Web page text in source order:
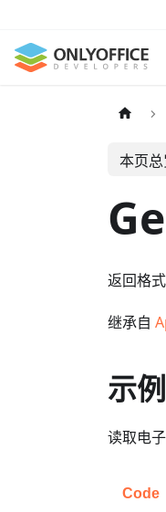
本页
返回格
继承自
示例
读取电
Code